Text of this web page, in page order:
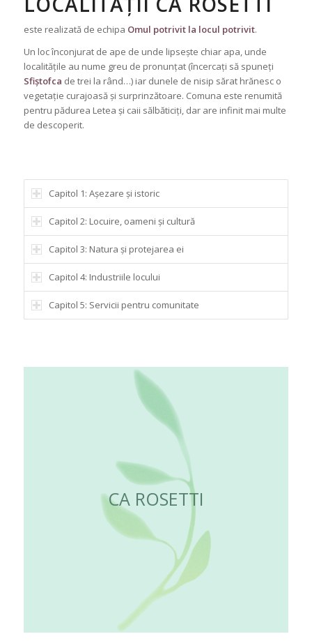
este realizată de echipa Omul potrivit la locul potrivit.
Un loc înconjurat de ape de unde lipsește chiar apa, unde
localitățile au nume greu de pronunțat (încercați să spuneți
Sfiștofca de trei la rând…) iar dunele de nisip sărat hrănesc o
vegetație curajoasă și surprinzătoare. Comuna este renumită
pentru pădurea Letea și caii sălbăticiți, dar are infinit mai multe
de descoperit.
Capitol 1: Așezare și istoric
Capitol 2: Locuire, oameni și cultură
Capitol 3: Natura și protejarea ei
Capitol 4: Industriile locului
Capitol 5: Servicii pentru comunitate
CA ROSETTI